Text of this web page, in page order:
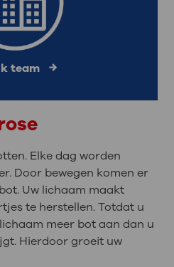
team
Elke dag worden
Door bewegen komen er
Uw lichaam maakt
te herstellen. Totdat u
meer bot aan dan u
Hierdoor groeit uw